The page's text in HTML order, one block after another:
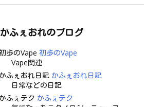
かふぇおれのブログ
初歩のVape
Vape関連
かふぇおれ日記
日常などの日記
かふぇテク